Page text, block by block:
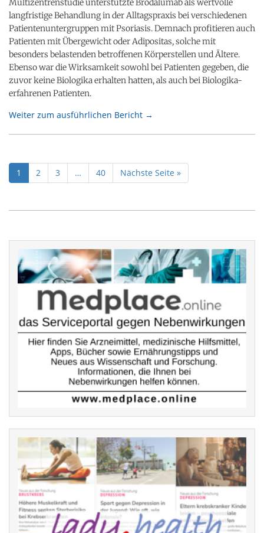
Multizentrenstudie unterstützte Brodalumab als wertvolle
langfristige Behandlung in der Alltagspraxis bei verschiedenen
Patientenuntergruppen mit Psoriasis. Demnach profitieren auch
Patienten mit Übergewicht oder Adipositas, solche mit
besonders belastenden betroffenen Körperstellen und Ältere.
Ebenso war die Wirksamkeit sowohl bei Patienten gegeben, die
zuvor keine Biologika erhalten hatten, als auch bei Biologika-
erfahrenen Patienten.
Weiter zum ausführlichen Bericht →
1 2 3 … 40 Nächste Seite »